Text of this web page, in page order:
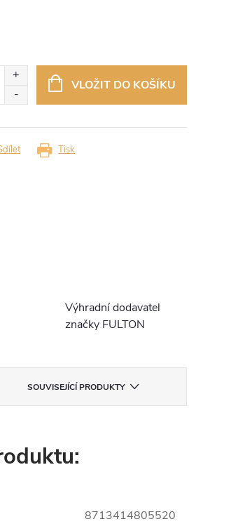
VLOŽIT DO KOŠÍKU
Tisk
Výhradní dodavatel
značky FULTON
SOUVISEJÍCÍ PRODUKTY
8713414805520